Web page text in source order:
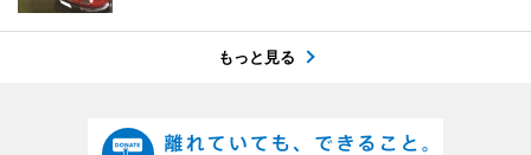
もっと見る